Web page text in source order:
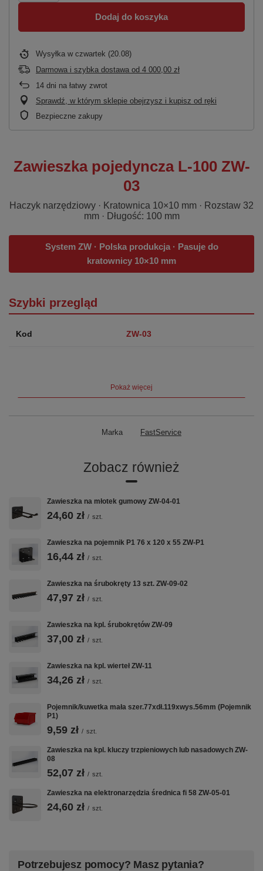
Dodaj do koszyka
Wysyłka w czwartek (20.08)
Darmowa i szybka dostawa od 4 000,00 zł
14 dni na łatwy zwrot
Sprawdź, w którym sklepie obejrzysz i kupisz od ręki
Bezpieczne zakupy
Zawieszka pojedyncza L-100 ZW-
03
Haczyk narzędziowy · Kratownica 10×10 mm · Rozstaw 32
mm · Długość: 100 mm
System ZW · Polska produkcja · Pasuje do
kratownicy 10×10 mm
Szybki przegląd
Kod ZW-03
100 mm
10×10 mm (perforowana)
Blacha stalowa — malowanie
proszkowe
Opis i zastosowanie
zawiesić dłuższe narzędzia — pilniki, rury, przewody. Zaczepia się
na standardowej kratownicy 10×10 mm z rozstawem 32 mm —
bez narzędzi, w kilka sekund.
Kluczowe cechy
🔧
ZASTOSOWANIE
Pojedynczy
100 mm. Większy
wysięg pozwala
zawiesić dłuższe
narzędzia —
pilniki, rury,
przewody.
📐
MM
mm z rozstawem 32
CentrumWarsztatowe.
otwory
zawieszenia w
zawieszki ZW-
Stalowy haczyk
Pokaż więcej
Marka FastService
Zobacz również
Zawieszka na młotek gumowy ZW-04-01
24,60 zł / szt.
Zawieszka na pojemnik P1 76 x 120 x 55 ZW-P1
16,44 zł / szt.
Zawieszka na śrubokręty 13 szt. ZW-09-02
47,97 zł / szt.
Zawieszka na kpl. śrubokrętów ZW-09
37,00 zł / szt.
Zawieszka na kpl. wierteł ZW-11
34,26 zł / szt.
Pojemnik/kuwetka mała szer.77xdł.119xwys.56mm (Pojemnik
P1)
9,59 zł / szt.
Zawieszka na kpl. kluczy trzpieniowych lub nasadowych ZW-
08
52,07 zł / szt.
Zawieszka na elektronarzędzia średnica fi 58 ZW-05-01
24,60 zł / szt.
Potrzebujesz pomocy? Masz pytania?